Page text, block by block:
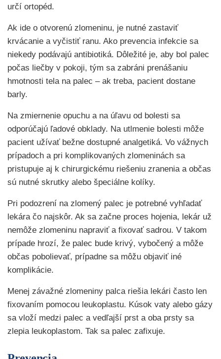
určí ortopéd.
Ak ide o otvorenú zlomeninu, je nutné zastaviť
krvácanie a vyčistiť ranu. Ako prevencia infekcie sa
niekedy podávajú antibiotiká. Dôležité je, aby bol palec
počas liečby v pokoji, tým sa zabráni prenášaniu
hmotnosti tela na palec – ak treba, pacient dostane
barly.
Na zmiernenie opuchu a na úľavu od bolesti sa
odporúčajú ľadové obklady. Na utlmenie bolesti môže
pacient užívať bežne dostupné analgetiká. Vo vážnych
prípadoch a pri komplikovaných zlomeninách sa
pristupuje aj k chirurgickému riešeniu zranenia a občas
sú nutné skrutky alebo špeciálne kolíky.
Pri podozrení na zlomený palec je potrebné vyhľadať
lekára čo najskôr. Ak sa začne proces hojenia, lekár už
nemôže zlomeninu napraviť a fixovať sadrou. V takom
prípade hrozí, že palec bude krivý, vybočený a môže
občas pobolievať, prípadne sa môžu objaviť iné
komplikácie.
Menej závažné zlomeniny palca riešia lekári často len
fixovaním pomocou leukoplastu. Kúsok vaty alebo gázy
sa vloží medzi palec a vedľajší prst a oba prsty sa
zlepia leukoplastom. Tak sa palec zafixuje.